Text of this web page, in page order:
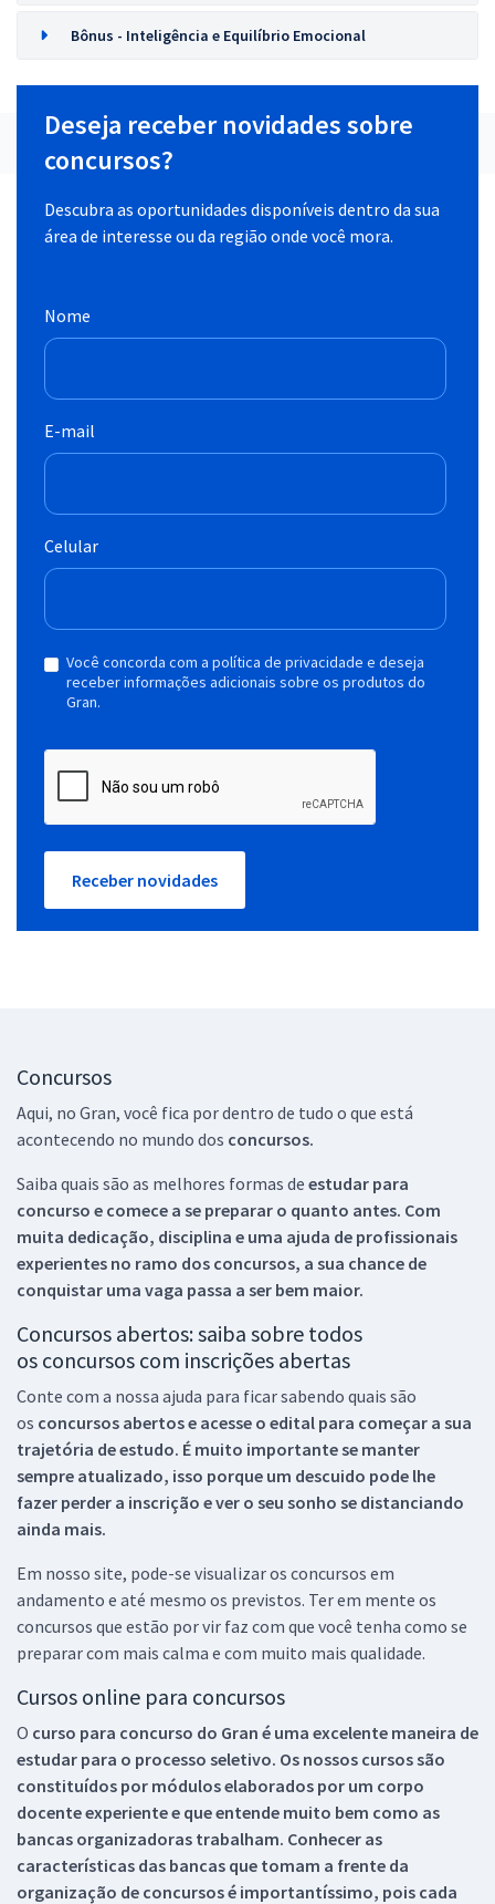
Bônus - Inteligência e Equilíbrio Emocional
Deseja receber novidades sobre
concursos?
Descubra as oportunidades disponíveis dentro da sua
área de interesse ou da região onde você mora.
Nome
E-mail
Celular
Você concorda com a política de privacidade e deseja
receber informações adicionais sobre os produtos do
Gran.
Receber novidades
Concursos
Aqui, no Gran, você fica por dentro de tudo o que está
acontecendo no mundo dos concursos.
Saiba quais são as melhores formas de estudar para
concurso e comece a se preparar o quanto antes. Com
muita dedicação, disciplina e uma ajuda de profissionais
experientes no ramo dos concursos, a sua chance de
conquistar uma vaga passa a ser bem maior.
Concursos abertos: saiba sobre todos
os concursos com inscrições abertas
Conte com a nossa ajuda para ficar sabendo quais são
os concursos abertos e acesse o edital para começar a sua
trajetória de estudo. É muito importante se manter
sempre atualizado, isso porque um descuido pode lhe
fazer perder a inscrição e ver o seu sonho se distanciando
ainda mais.
Em nosso site, pode-se visualizar os concursos em
andamento e até mesmo os previstos. Ter em mente os
concursos que estão por vir faz com que você tenha como se
preparar com mais calma e com muito mais qualidade.
Cursos online para concursos
O curso para concurso do Gran é uma excelente maneira de
estudar para o processo seletivo. Os nossos cursos são
constituídos por módulos elaborados por um corpo
docente experiente e que entende muito bem como as
bancas organizadoras trabalham. Conhecer as
características das bancas que tomam a frente da
organização de concursos é importantíssimo, pois cada